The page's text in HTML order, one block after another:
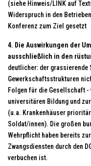
(siehe Hinweis/LINK auf
Widerspruch in den
Konferenz zum Ziel gesetzt
4. Die Auswirkungen der
ausschließlich in den
deutlicher: der grassierende
Gewerkschaftsstrukturen
Folgen für die Gesellschaft
universitären Bildung und
(u.a. Krankenhäuser
Soldat/innen). Die großen
Wehrpflicht haben bereits
Zwangsdiensten durch den
verbuchen ist.